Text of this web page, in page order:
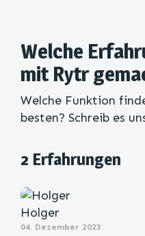
Welche
mit Rytr
Welche Funktion
besten? Schreib es
2 Erfahrungen
Holger
04. Dezember 2023